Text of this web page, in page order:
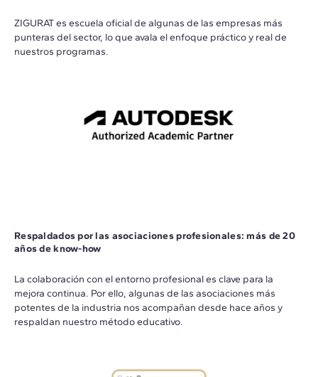
ZIGURAT es escuela oficial de algunas de las empresas más
punteras del sector, lo que avala el enfoque práctico y real de
nuestros programas.
Respaldados por las asociaciones profesionales: más de 20
años de know-how
La colaboración con el entorno profesional es clave para la
mejora continua. Por ello, algunas de las asociaciones más
potentes de la industria nos acompañan desde hace años y
respaldan nuestro método educativo.